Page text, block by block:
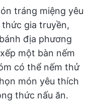
tráng miệng yêu
gia truyền,
địa phương
một bàn nếm
có thể nếm thử
món yêu thích
thức nấu ăn.